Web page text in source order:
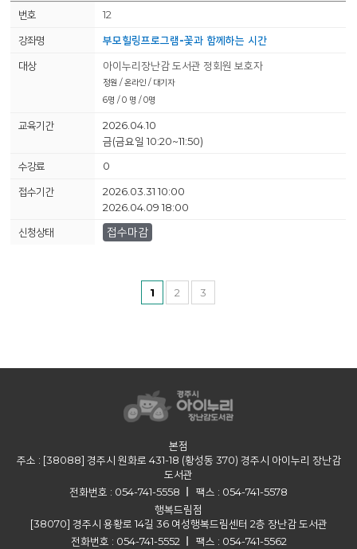
12
부모힐링프로그램-꽃과 함께하는 시간
아이누리장난감 도서관 정회원 보호자
정원 / 온라인 / 대기자
6명 / 0 명 / 0명
2026.04.10
금(금요일 10:20~11:50)
0
2026.03.31 10:00
2026.04.09 18:00
접수마감
1 2 3
본점
주소 : [38088] 경주시 원화로 431-18 (황성동 370) 경주시 아이누리 장난감
도서관
전화번호 : 054-741-5558
팩스 : 054-741-5578
행복드림점
[38070] 경주시 용황로 14길 36 여성행복드림센터 2층 장난감 도서관
전화번호 : 054-741-5552
팩스 : 054-741-5562